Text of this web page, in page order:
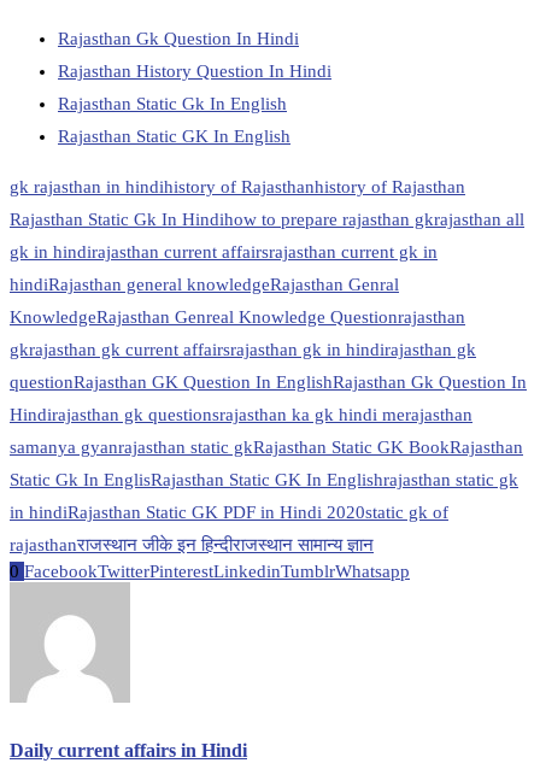
Rajasthan Gk Question In Hindi
Rajasthan History Question In Hindi
Rajasthan Static Gk In English
Rajasthan Static GK In English
gk rajasthan in hindihistory of Rajasthanhistory of Rajasthan
Rajasthan Static Gk In Hindihow to prepare rajasthan gkrajasthan all
gk in hindirajasthan current affairsrajasthan current gk in
hindiRajasthan general knowledgeRajasthan Genral
KnowledgeRajasthan Genreal Knowledge Questionrajasthan
gkrajasthan gk current affairsrajasthan gk in hindirajasthan gk
questionRajasthan GK Question In EnglishRajasthan Gk Question In
Hindirajasthan gk questionsrajasthan ka gk hindi merajasthan
samanya gyanrajasthan static gkRajasthan Static GK BookRajasthan
Static Gk In EnglisRajasthan Static GK In Englishrajasthan static gk
in hindiRajasthan Static GK PDF in Hindi 2020static gk of
rajasthanराजस्थान जीके इन हिन्दीराजस्थान सामान्य ज्ञान
0 FacebookTwitterPinterestLinkedinTumblrWhatsapp
Daily current affairs in Hindi